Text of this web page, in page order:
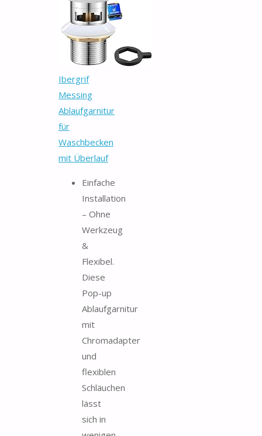
Ibergrif
Messing
Ablaufgarnitur
für
Waschbecken
mit Überlauf
Einfache
Installation
– Ohne
Werkzeug
&
Flexibel.
Diese
Pop-up
Ablaufgarnitur
mit
Chromadapter
und
flexiblen
Schläuchen
lässt
sich in